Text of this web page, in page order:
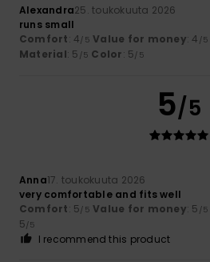
Alexandra25. toukokuuta 2026
runs small
Comfort: 4/5 Value for money: 4 /5
Material: 5 /5 Color: 5/5
5/5
Anna17. toukokuuta 2026
very comfortable and fits well
Comfort: 5/5 Value for money: 5 /5
5/5
I recommend this product